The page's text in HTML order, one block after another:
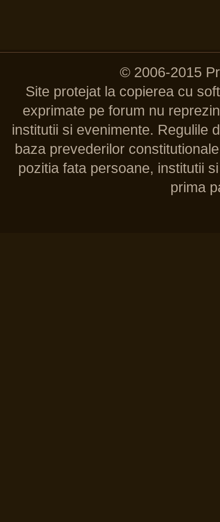
© 2006-2015
Site protejat la copierea cu
exprimate pe forum nu
institutii si evenimente. Regulile
baza prevederilor
pozitia fata persoane, institutii
prima